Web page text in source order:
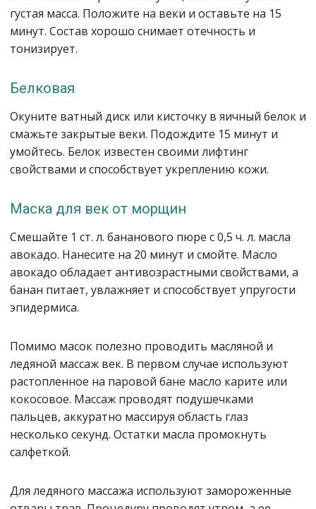
густая масса. Положите на веки и оставьте на 15
минут. Состав хорошо снимает отечность и
тонизирует.
Белковая
Окуните ватный диск или кисточку в яичный белок и
смажьте закрытые веки. Подождите 15 минут и
умойтесь. Белок известен своими лифтинг
свойствами и способствует укреплению кожи.
Маска для век от морщин
Смешайте 1 ст. л. бананового пюре с 0,5 ч. л. масла
авокадо. Нанесите на 20 минут и смойте. Масло
авокадо обладает антивозрастными свойствами, а
банан питает, увлажняет и способствует упругости
эпидермиса.
Помимо масок полезно проводить масляной и
ледяной массаж век. В первом случае используют
растопленное на паровой бане масло карите или
кокосовое. Массаж проводят подушечками
пальцев, аккуратно массируя область глаз
несколько секунд. Остатки масла промокнуть
салфеткой.
Для ледяного массажа используют замороженные